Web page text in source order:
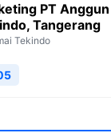
PT Anggun
Tangerang
Tekindo